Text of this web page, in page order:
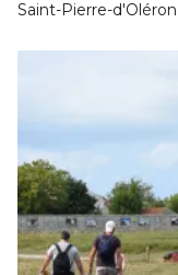
Saint-Pierre-d'Oléron